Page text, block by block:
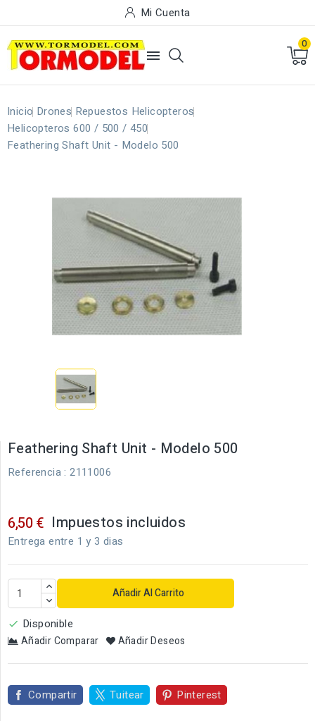
Mi Cuenta

0
Inicio Drones Repuestos Helicopteros
Helicopteros 600 / 500 / 450
Feathering Shaft Unit - Modelo 500
Feathering Shaft Unit - Modelo 500
Referencia : 2111006
6,50 € Impuestos incluidos
Entrega entre 1 y 3 dias
Añadir Al Carrito
 Disponible
Añadir Comparar Añadir Deseos
Compartir Tuitear Pinterest